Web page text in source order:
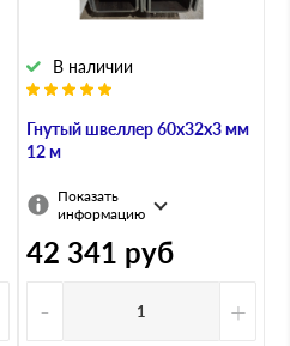
Гнутый швеллер 60х32х3 мм
12 м
В наличии
Показать
информацию
42 341 руб
-
+